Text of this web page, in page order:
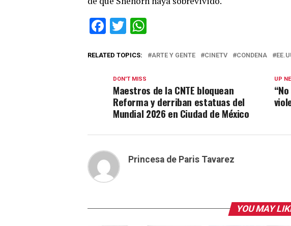
Facebook
Twitter
RELATED TOPICS: ARTE Y GENTE CINETV CONDENA
UP
DON'T MISS
Maestros de la CNTE bloquean
Reforma y derriban estatuas del
Mundial 2026 en Ciudad de México
Princesa de Paris Tavarez
YOU MAY